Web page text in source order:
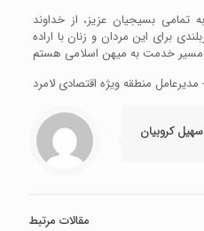
بسیجیان عزیز، از خداوند
برای این مردان و زنان با اراده
منطقه ویژه اقتصادی لامرد
سهیل کروبیان
مقالات مرتبط